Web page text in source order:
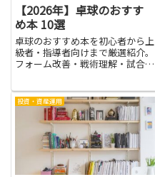
【2026年】卓球のおすす
め本 10選
卓球のおすすめ本を初心者から上
級者・指導者向けまで厳選紹介。
フォーム改善・戦術理解・試合力
投資・資産運用